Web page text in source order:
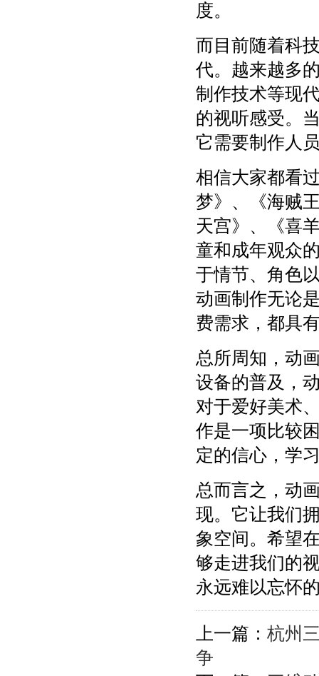
度。
而目前随着科
代。越来越多
制作技术等现
的视听感受。
它需要制作人
相信大家都看
梦》、《海贼
天宫》、《喜
童和成年观众
于情节、角色
动画制作无论
费需求，都具
总所周知，动
设备的普及，
对于爱好美术
作是一项比较
定的信心，学
总而言之，动
现。它让我们
象空间。希望
够走进我们的
永远难以忘怀
上一篇： 杭州
争